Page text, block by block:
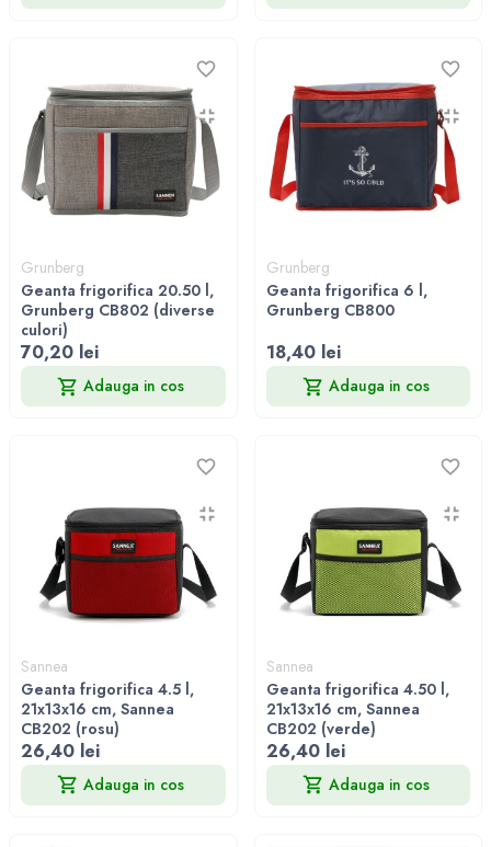
Grunberg
Geanta frigorifica 20.50 l,
Grunberg CB802 (diverse
culori)
70,20 lei
Adauga in cos
Grunberg
Geanta frigorifica 6 l,
Grunberg CB800
18,40 lei
Adauga in cos
Sannea
Geanta frigorifica 4.5 l,
21x13x16 cm, Sannea
CB202 (rosu)
26,40 lei
Adauga in cos
Sannea
Geanta frigorifica 4.50 l,
21x13x16 cm, Sannea
CB202 (verde)
26,40 lei
Adauga in cos